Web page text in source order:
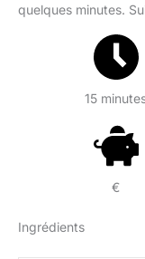
quelques minutes.
15
€
Ingrédients